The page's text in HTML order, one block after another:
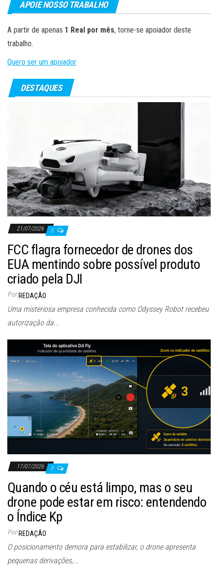
APOIE NOSSO TRABALHO
A partir de apenas 1 Real por mês, torne-se apoiador deste
trabalho.
Quero ser um apoiador
DESTAQUES
21/07/2026 0
FCC flagra fornecedor de drones dos
EUA mentindo sobre possível produto
criado pela DJI
Por REDAÇÃO
Uma misteriosa empresa conhecida como Odyssey Robot recebeu
autorização da...
17/07/2026 0
Quando o céu está limpo, mas o seu
drone pode estar em risco: entendendo
o Índice Kp
Por REDAÇÃO
O posicionamento demora para estabilizar, o drone apresenta
pequenas derivações,...